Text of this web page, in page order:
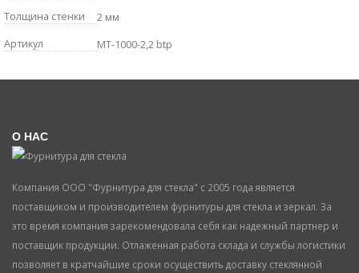
Толщина стенки
2 мм
Артикул
MT-1000-2,2 btp
О НАС
Компания ООО "Фурнитура для стекла" с 2005 года является
поставщиком и производителем фурнитуры для стекла и зеркал. За
это время компания зарекомендовала себя как надежный партнер и
поставщик продукции. Отлаженная работа склада и службы логистики
позволяет в кратчайшие сроки осуществить доставку стеклянной